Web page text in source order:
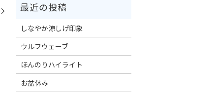
しなやか涼しげ印象
ウルフウェーブ
ほんのりハイライト
お盆休み